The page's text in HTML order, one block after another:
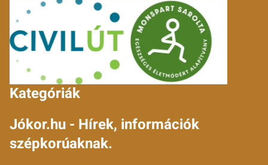
Kategóriák
Jókor.hu - Hírek, információk
szépkorúaknak.